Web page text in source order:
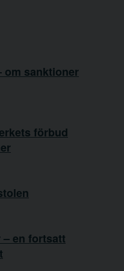
om sanktioner
förbud
en fortsatt